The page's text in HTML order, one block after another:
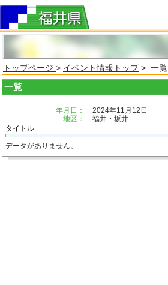
トップページ > イベント情報トップ> 一覧
一覧
年月日：
2024年11月12日
地区：
福井・坂井
タイトル
データがありません。